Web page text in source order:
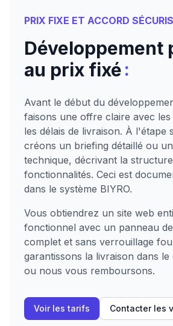
PRIX FIXE ET ACCORD
Développement
au prix fixé:
Avant le début du
faisons une offre claire avec
les délais de livraison. À l'étape
créons un briefing détaillé ou
technique, décrivant la
fonctionnalités. Ceci est
dans le système BIYRO.
Vous obtiendrez un site web
fonctionnel avec un panneau
complet et sans verrouillage
garantissons la livraison dans
ou nous vous remboursons.
Voir les tarifs Contacter les